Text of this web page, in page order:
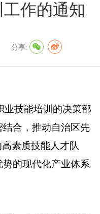
作的通知
分享:
业技能培训的决策部
结合，推动自治区先
素质技能人才队
的现代化产业体系